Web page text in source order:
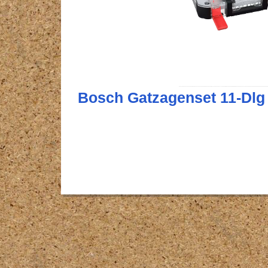
Bosch Gatzagenset 11-